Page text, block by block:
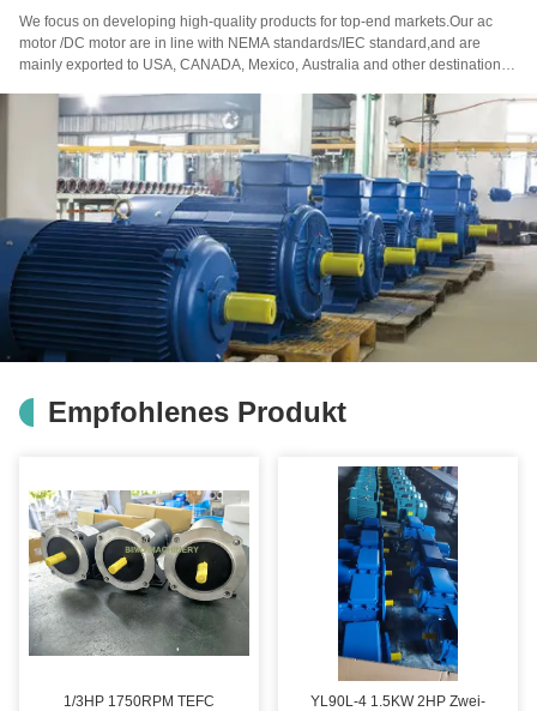
We focus on developing high-quality products for top-end markets.Our ac
motor /DC motor are in line with NEMA standards/IEC standard,and are
mainly exported to USA, CANADA, Mexico, Australia and other destinations
Empfohlenes Produkt
1/3HP 1750RPM TEFC
YL90L-4 1.5KW 2HP Zwei-